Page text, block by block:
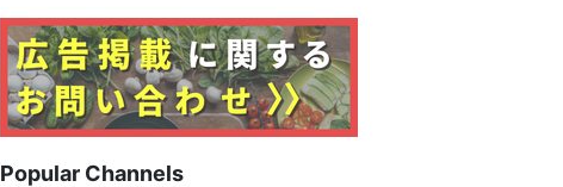
Popular Channels